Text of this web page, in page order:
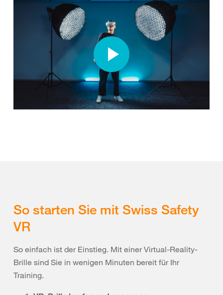
So starten Sie mit Swiss Safety
VR
So einfach ist der Einstieg. Mit einer Virtual-Reality-
Brille sind Sie in wenigen Minuten bereit für Ihr
Training.